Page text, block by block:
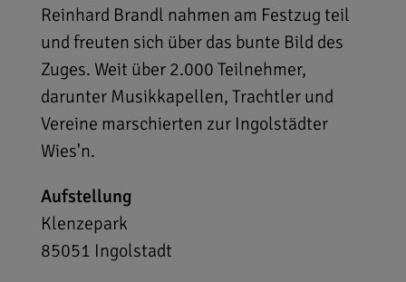
Reinhard Brandl nahmen am Festzug teil
und freuten sich über das bunte Bild des
Zuges. Weit über 2.000 Teilnehmer,
darunter Musikkapellen, Trachtler und
Vereine marschierten zur Ingolstädter
Wies'n.
Aufstellung
Klenzepark
85051 Ingolstadt